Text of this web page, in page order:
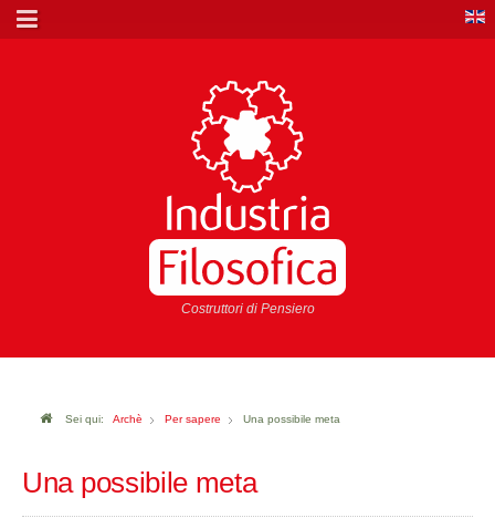
Costruttori di Pensiero
Sei qui: Archè Per sapere Una possibile meta
Una possibile meta